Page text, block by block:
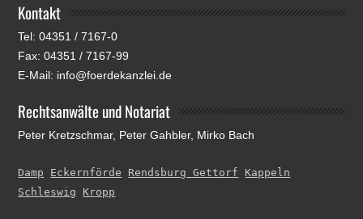
Kontakt
Tel: 04351 / 7167-0
Fax: 04351 / 7167-99
E-Mail: info@foerdekanzlei.de
Rechtsanwälte und Notariat
Peter Kretzschmar, Peter Gahbler, Mirko Bach
Damp Eckernförde Rendsburg Gettorf
Kappeln
Schleswig
Kropp